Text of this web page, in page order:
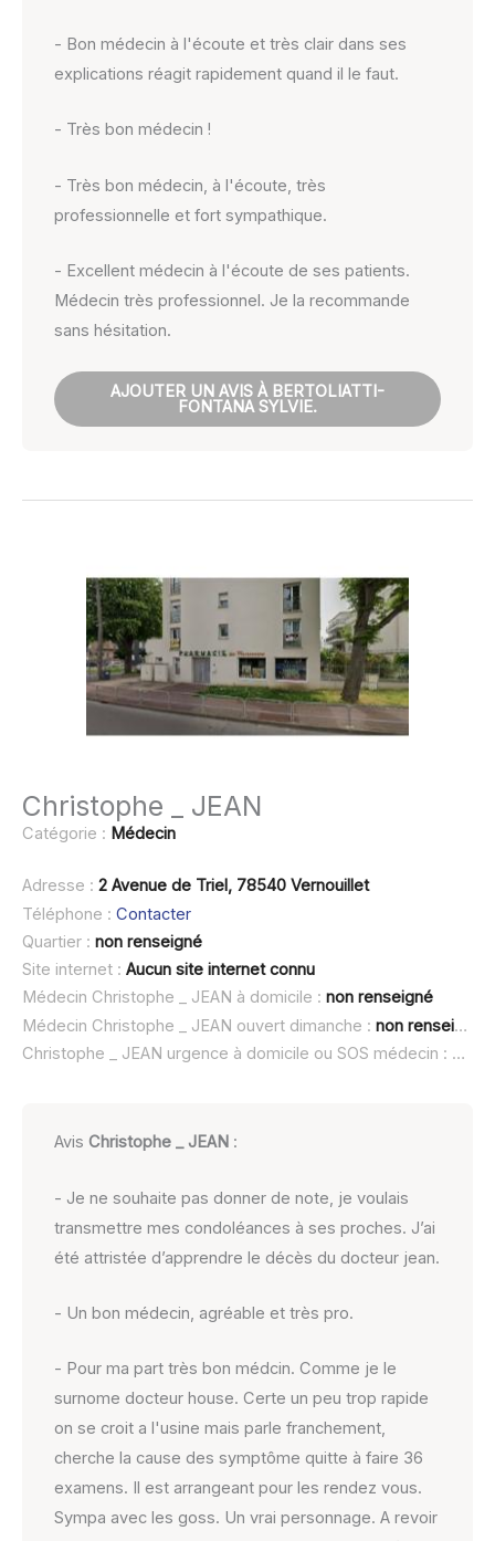
- Bon médecin à l'écoute et très clair dans ses
explications réagit rapidement quand il le faut.
- Très bon médecin !
- Très bon médecin, à l'écoute, très
professionnelle et fort sympathique.
- Excellent médecin à l'écoute de ses patients.
Médecin très professionnel. Je la recommande
sans hésitation.
AJOUTER UN AVIS À BERTOLIATTI-
FONTANA SYLVIE.
Christophe _ JEAN
Catégorie : Médecin
Adresse : 2 Avenue de Triel, 78540 Vernouillet
Téléphone : Contacter
Quartier : non renseigné
Site internet : Aucun site internet connu
Médecin Christophe _ JEAN à domicile : non renseigné
Médecin Christophe _ JEAN ouvert dimanche : non renseigné
Christophe _ JEAN urgence à domicile ou SOS médecin :
non
AvisChristophe _ JEAN :
- Je ne souhaite pas donner de note, je voulais
transmettre mes condoléances à ses proches. J’ai
été attristée d’apprendre le décès du docteur jean.
- Un bon médecin, agréable et très pro.
- Pour ma part très bon médcin. Comme je le
surnome docteur house. Certe un peu trop rapide
on se croit a l'usine mais parle franchement,
cherche la cause des symptôme quitte à faire 36
examens. Il est arrangeant pour les rendez vous.
Sympa avec les goss. Un vrai personnage. A revoir